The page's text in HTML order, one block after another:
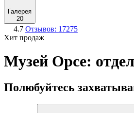
Галерея
20
4.7 Отзывов: 17275
Хит продаж
Музей Орсе:
Полюбуйтесь